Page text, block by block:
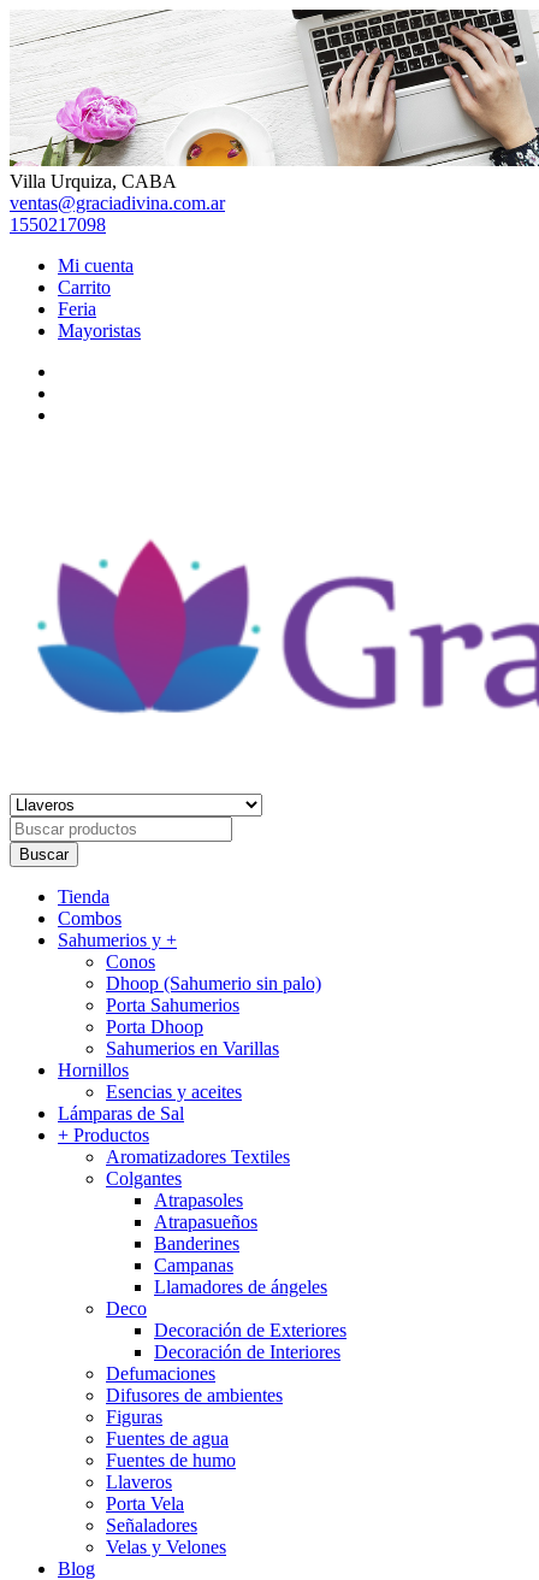
Skip
to
content
Villa Urquiza, CABA
ventas@graciadivina.com.ar
1550217098
Mi cuenta
Carrito
Feria
Mayoristas
Gracia Divina
Tienda Holística
Buscar
porBuscar
Primary
Menu
Tienda
Combos
Sahumerios y +
Conos
Dhoop (Sahumerio sin palo)
Porta Sahumerios
Porta Dhoop
Sahumerios en Varillas
Hornillos
Esencias y aceites
Lámparas de Sal
+ Productos
Aromatizadores Textiles
Colgantes
Atrapasoles
Atrapasueños
Banderines
Campanas
Llamadores de ángeles
Deco
Decoración de Exteriores
Decoración de Interiores
Defumaciones
Difusores de ambientes
Figuras
Fuentes de agua
Fuentes de humo
Llaveros
Porta Vela
Señaladores
Velas y Velones
Blog